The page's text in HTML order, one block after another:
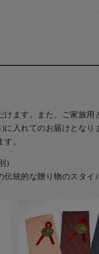
ます。また、ご家族用
入れてのお届けとな
。
)
統的な贈り物のスタイ